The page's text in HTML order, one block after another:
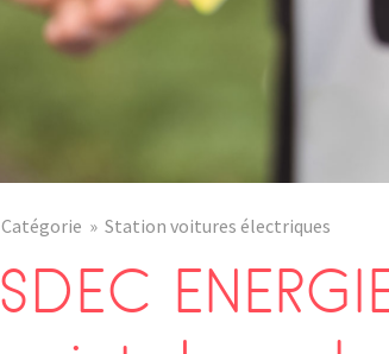
Catégorie Station voitures électriques
SDEC